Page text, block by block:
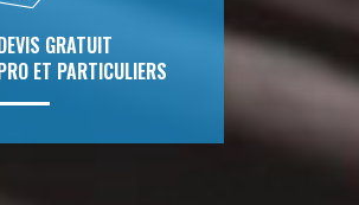
GRATUIT
ET PARTICULIERS